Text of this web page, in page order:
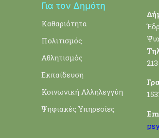
Για τον Δημότη
Καθαριότητα
Πολιτισμός
Αθλητισμός
Εκπαίδευση
Κοινωνική Αλληλεγγύη
Ψηφιακές Υπηρεσίες